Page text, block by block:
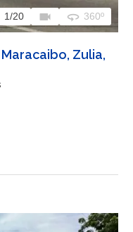
1/20 videocam 360 360º
Zulia,